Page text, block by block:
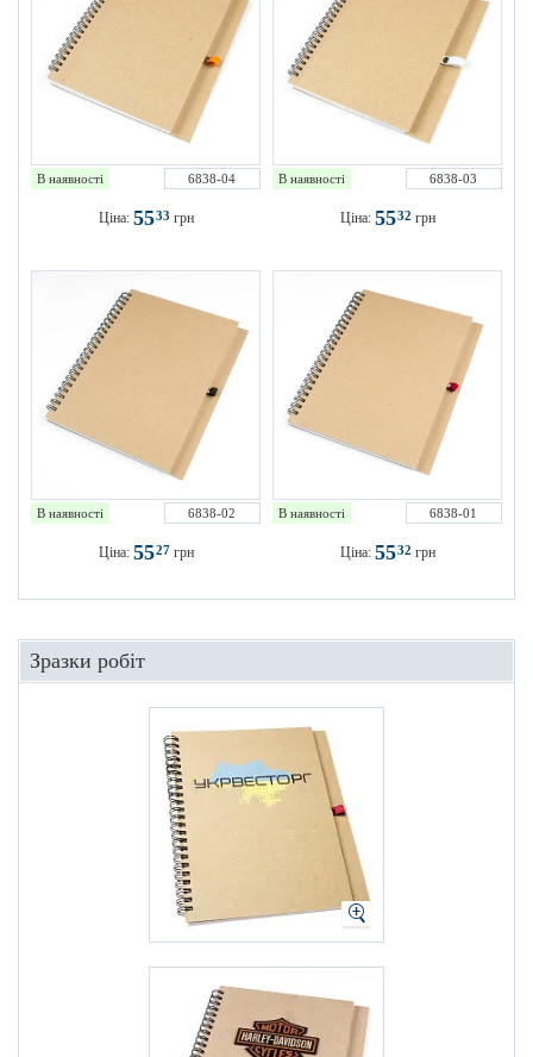
В наявності 6838-04
Ціна: 5533 грн
В наявності 6838-03
Ціна: 5532 грн
В наявності 6838-02
Ціна: 5527 грн
В наявності 6838-01
Ціна: 5532 грн
Зразки робіт